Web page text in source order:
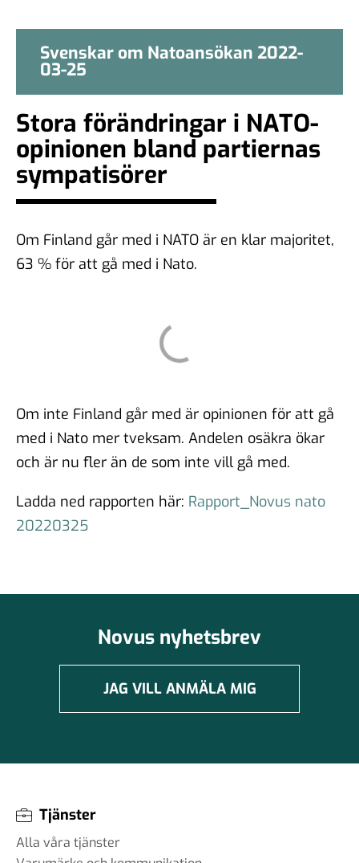
Svenskar om Natoansökan 2022-
03-25
Stora förändringar i NATO-
opinionen bland partiernas
sympatisörer
Om Finland går med i NATO är en klar majoritet,
63 % för att gå med i Nato.
Om inte Finland går med är opinionen för att gå
med i Nato mer tveksam. Andelen osäkra ökar
och är nu fler än de som inte vill gå med.
Ladda ned rapporten här: Rapport_Novus nato
20220325
Novus nyhetsbrev
JAG VILL ANMÄLA MIG
Tjänster
Alla våra tjänster